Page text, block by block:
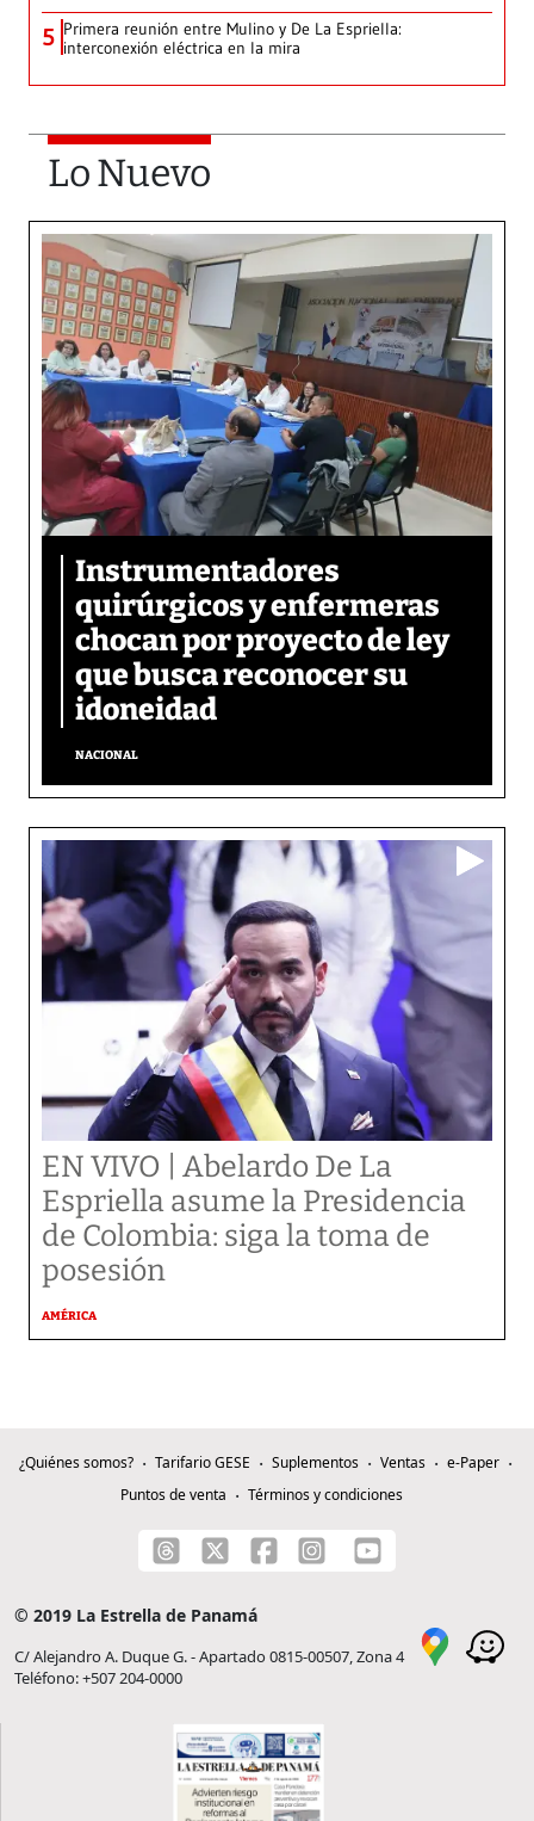
5 Primera reunión entre Mulino y De La Espriella:
interconexión eléctrica en la mira
Lo Nuevo
Instrumentadores
quirúrgicos y enfermeras
chocan por proyecto de ley
que busca reconocer su
idoneidad
NACIONAL
EN VIVO | Abelardo De La
Espriella asume la Presidencia
de Colombia: siga la toma de
posesión
AMÉRICA
¿Quiénes somos? Tarifario GESE Suplementos Ventas
e-Paper
Puntos de venta
Términos y condiciones
© 2019 La Estrella de Panamá
C/ Alejandro A. Duque G. - Apartado 0815-00507, Zona 4
Teléfono: +507 204-0000